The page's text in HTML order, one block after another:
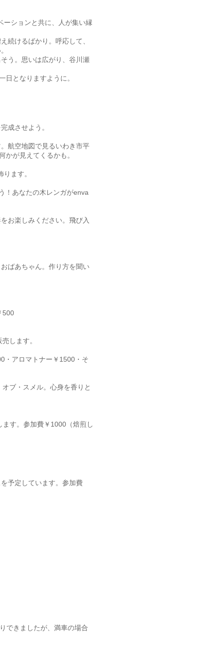
ーションと共に、人が集い縁
続けるばかり。呼応して、
う。思いは広がり、谷川瀬
となりますように。
成させよう。
航空地図で見るいわき市平
が見えてくるかも。
ます。
！あなたの木レンガがenva
お楽しみください。飛び入
ばあちゃん。作り方を聞い
500
します。
・アロマトナー￥1500・そ
ブ・スメル。心身を香りと
ます。参加費￥1000（焙煎し
予定しています。参加費
できましたが、満車の場合